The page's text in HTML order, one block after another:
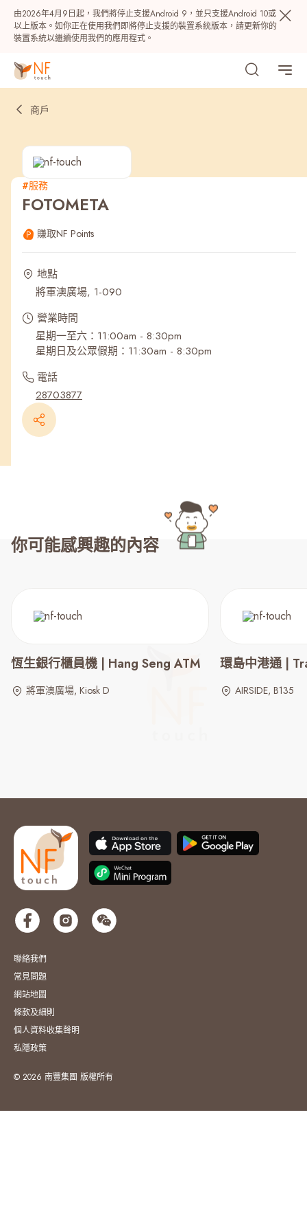
由2026年4月9日起，我們將停止支援Android 9，並只支援Android 10或
以上版本。如你正在使用我們即將停止支援的裝置系統版本，請更新你的
裝置系統以繼續使用我們的應用程式。
熱門
最近搜尋紀錄
商戶
#服務
FOTOMETA
賺取NF Points
地點
將軍澳廣場, 1-090
營業時間
星期一至六：11:00am - 8:30pm
星期日及公眾假期：11:30am - 8:30pm
電話
28703877
你可能感興趣的內容
恆生銀行櫃員機 | Hang Seng ATM
將軍澳廣場, Kiosk D
環島中港通 |
AIRSIDE, B135
聯絡我們
常見問題
網站地圖
條款及細則
個人資料收集聲明
私隱政策
© 2026 南豐集團 版權所有